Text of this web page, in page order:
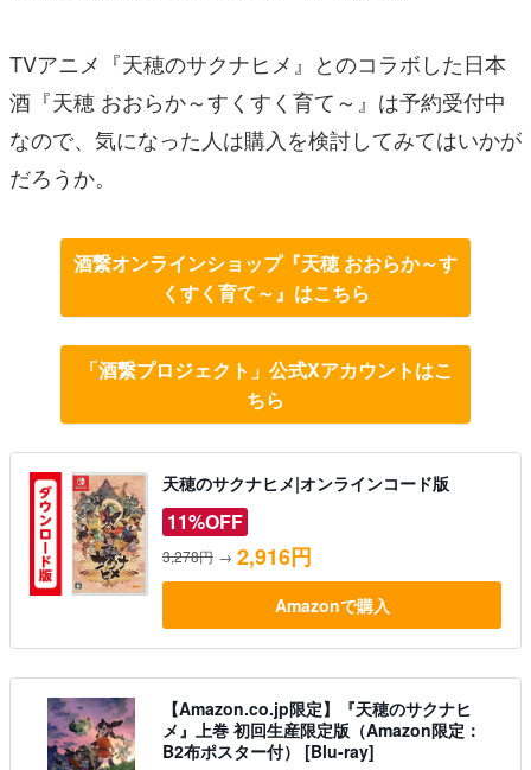
TVアニメ『天穂のサクナヒメ』とのコラボした日本
酒『天穂 おおらか～すくすく育て～』は予約受付中
なので、気になった人は購入を検討してみてはいかが
だろうか。
酒繋オンラインショップ『天穂 おおらか～す
くすく育て～』はこちら
「酒繋プロジェクト」公式Xアカウントはこ
ちら
天穂のサクナヒメ|オンラインコード版
11%OFF
3,278円 → 2,916円
Amazonで購入
【Amazon.co.jp限定】『天穂のサクナヒ
メ』上巻 初回生産限定版（Amazon限定：
B2布ポスター付） [Blu-ray]